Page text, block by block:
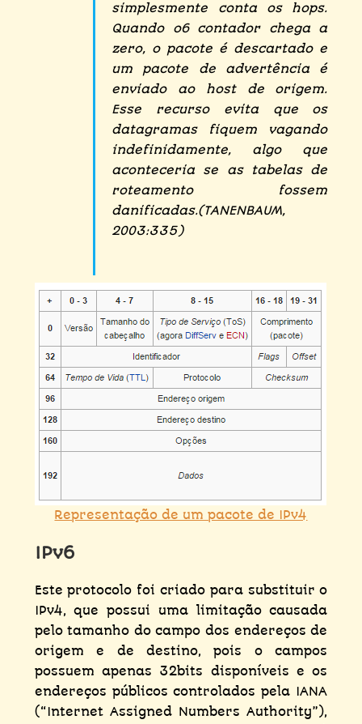
simplesmente conta os hops.
Quando o6 contador chega a
zero, o pacote é descartado e
um pacote de advertência é
enviado ao host de origem.
Esse recurso evita que os
datagramas fiquem vagando
indefinidamente, algo que
aconteceria se as tabelas de
roteamento fossem
danificadas.(TANENBAUM,
2003:335)
Representação de um pacote de IPv4
IPv6
Este protocolo foi criado para substituir o
IPv4, que possui uma limitação causada
pelo tamanho do campo dos endereços de
origem e de destino, pois o campos
possuem apenas 32bits disponíveis e os
endereços públicos controlados pela IANA
(“Internet Assigned Numbers Authority”),